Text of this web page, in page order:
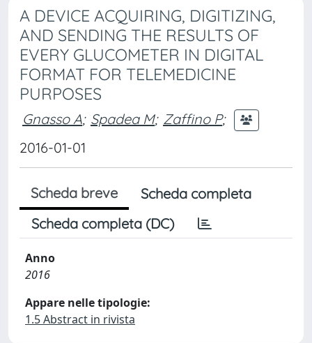
A DEVICE ACQUIRING, DIGITIZING,
AND SENDING THE RESULTS OF
EVERY GLUCOMETER IN DIGITAL
FORMAT FOR TELEMEDICINE
PURPOSES
Gnasso A; Spadea M; Zaffino P;
2016-01-01
Scheda breve
Scheda completa
Scheda completa (DC)
Anno
2016
Appare nelle tipologie:
1.5 Abstract in rivista